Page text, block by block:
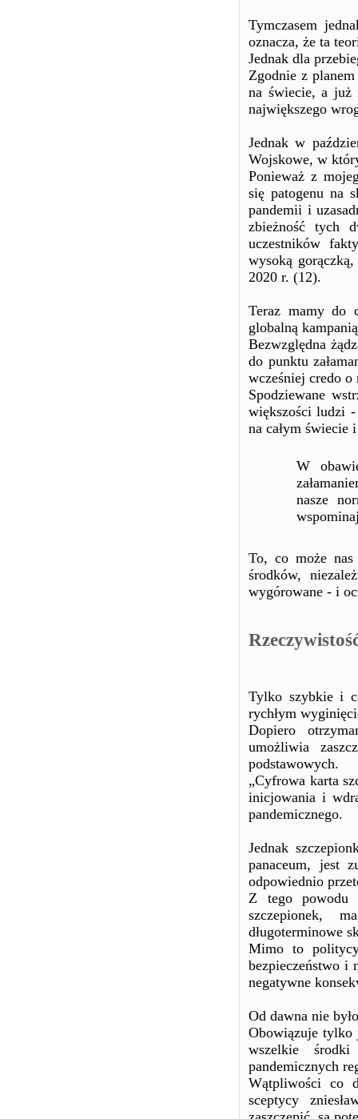
Tymczasem
oznacza, że ​​ta
Jednak dla
Zgodnie z
na świecie, a już
największego
Jednak w
Wojskowe, w
Ponieważ z
się patogenu na
pandemii i
zbieżność tych
uczestników
wysoką
2020 r. (12).
Teraz mamy do
globalną
Bezwzględna
do punktu
wcześniej credo
Spodziewane
większości ludzi
na całym świecie
W
nasze
To, co może nas
środków,
wygórowane - i
Tylko szybkie i
rychłym
Dopiero
umożliwia
podstawowych.
„Cyfrowa karta
inicjowania i
pandemicznego.
Jednak
panaceum, jest
odpowiednio
Z tego powodu
szczepionek,
długoterminowe
Mimo to
bezpieczeństwo i
negatywne
Od dawna nie
Obowiązuje tylko
wszelkie
pandemicznych
Wątpliwości co
sceptycy